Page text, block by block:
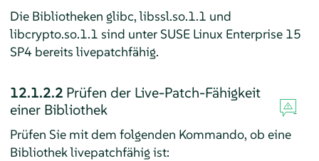
Die Bibliotheken glibc, libssl.so.1.1 und
libcrypto.so.1.1 sind unter SUSE Linux Enterprise 15
SP4 bereits livepatchfähig.
12.1.2.2 Prüfen der Live-Patch-Fähigkeit
einer Bibliothek
Prüfen Sie mit dem folgenden Kommando, ob eine
Bibliothek livepatchfähig ist: